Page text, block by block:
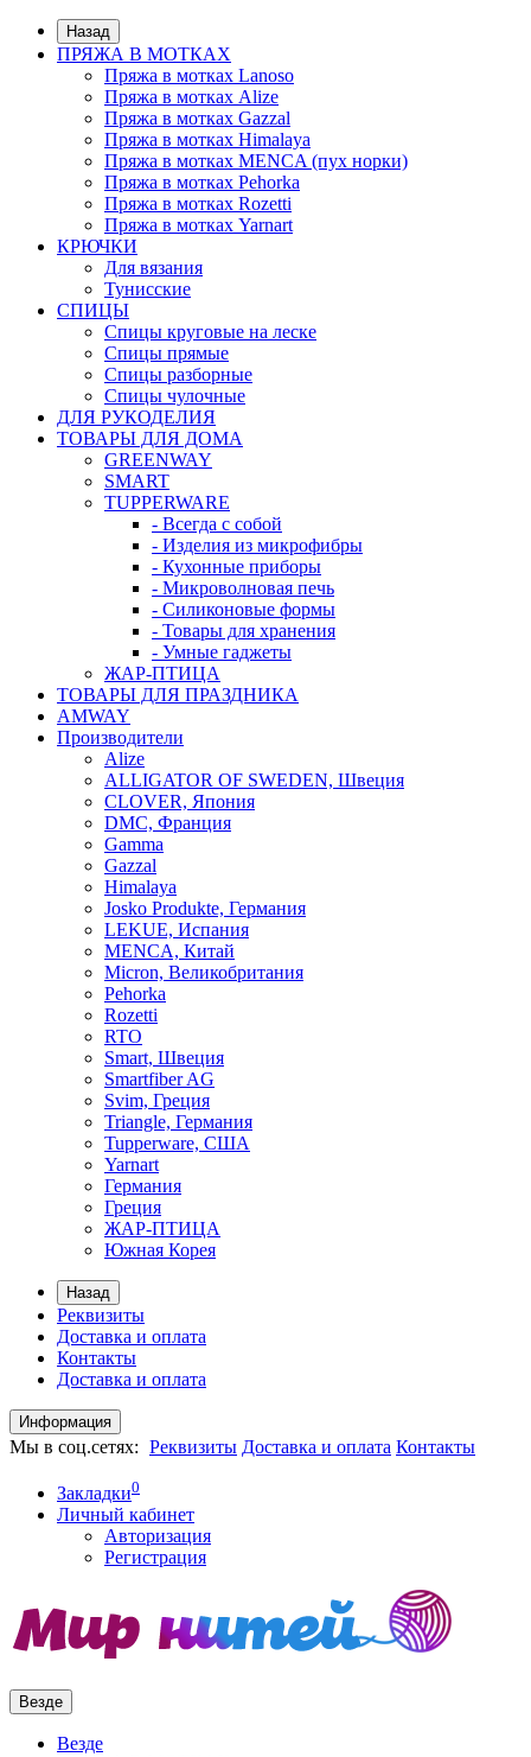
Назад
ПРЯЖА В МОТКАХ
Пряжа в мотках Lanoso
Пряжа в мотках Alize
Пряжа в мотках Gazzal
Пряжа в мотках Himalaya
Пряжа в мотках MENCA (пух норки)
Пряжа в мотках Pehorka
Пряжа в мотках Rozetti
Пряжа в мотках Yarnart
КРЮЧКИ
Для вязания
Тунисские
СПИЦЫ
Спицы круговые на леске
Спицы прямые
Спицы разборные
Спицы чулочные
ДЛЯ РУКОДЕЛИЯ
ТОВАРЫ ДЛЯ ДОМА
GREENWAY
SMART
TUPPERWARE
- Всегда с собой
- Изделия из микрофибры
- Кухонные приборы
- Микроволновая печь
- Силиконовые формы
- Товары для хранения
- Умные гаджеты
ЖАР-ПТИЦА
ТОВАРЫ ДЛЯ ПРАЗДНИКА
AMWAY
Производители
Alize
ALLIGATOR OF SWEDEN, Швеция
CLOVER, Япония
DMC, Франция
Gamma
Gazzal
Himalaya
Josko Produkte, Германия
LEKUE, Испания
MENCA, Китай
Micron, Великобритания
Pehorka
Rozetti
RTO
Smart, Швеция
Smartfiber AG
Svim, Греция
Triangle, Германия
Tupperware, США
Yarnart
Германия
Греция
ЖАР-ПТИЦА
Южная Корея
Назад
Реквизиты
Доставка и оплата
Контакты
Доставка и оплата
Информация
Мы в соц.сетях: Реквизиты Доставка и оплата Контакты
Закладки0
Личный кабинет
Авторизация
Регистрация
Везде
Везде